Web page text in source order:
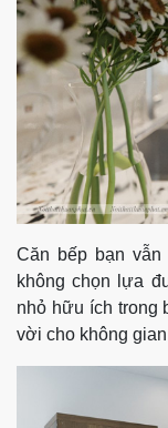
Căn bếp bạn
không chọn lựa
nhỏ hữu ích trong
vời cho không